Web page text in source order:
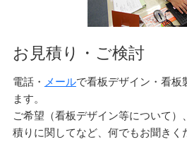
お見積り・ご検討
電話・ メールで看板デザイン・看板
ます。
ご希望（看板デザイン等について）
積りに関してなど、何でもお聞きく